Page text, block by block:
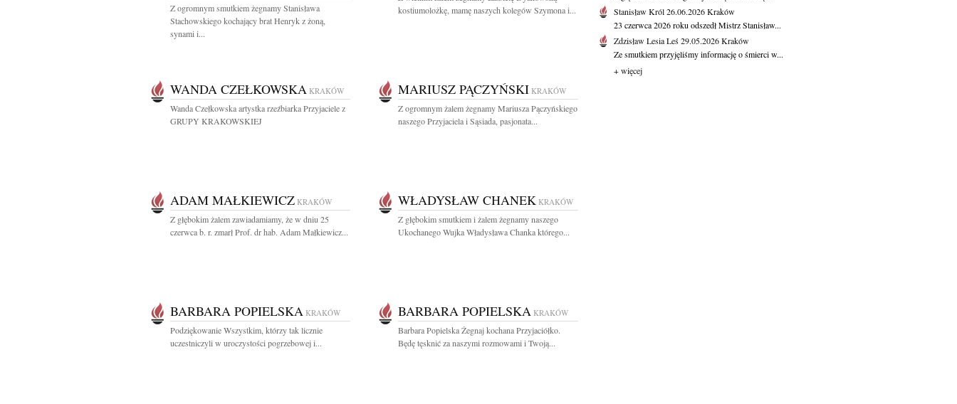
Z ogromnym smutkiem żegnamy Stanisława
Stachowskiego kochający brat Henryk z żoną,
synami i...
kostiumolożkę, mamę naszych kolegów Szymona i...
WANDA CZEŁKOWSKA KRAKÓW
Wanda Czełkowska artystka rzeźbiarka Przyjaciele z
GRUPY KRAKOWSKIEJ
MARIUSZ PĄCZYŃSKI KRAKÓW
Z ogromnym żalem żegnamy Mariusza Pączyńskiego
naszego Przyjaciela i Sąsiada, pasjonata...
ADAM MAŁKIEWICZ KRAKÓW
Z głębokim żalem zawiadamiamy, że w dniu 25
czerwca b. r. zmarł Prof. dr hab. Adam Małkiewicz...
WŁADYSŁAW CHANEK KRAKÓW
Z głębokim smutkiem i żalem żegnamy naszego
Ukochanego Wujka Władysława Chanka którego...
BARBARA POPIELSKA KRAKÓW
Podziękowanie Wszystkim, którzy tak licznie
uczestniczyli w uroczystości pogrzebowej i...
BARBARA POPIELSKA KRAKÓW
Barbara Popielska Żegnaj kochana Przyjaciółko.
Będę tęsknić za naszymi rozmowami i Twoją...
Stanisław Król26.06.2026Kraków
23 czerwca 2026 roku odszedł Mistrz Stanisław...
Zdzisław Lesia Leś29.05.2026Kraków
Ze smutkiem przyjęliśmy informację o śmierci w...
+ więcej